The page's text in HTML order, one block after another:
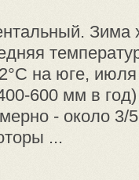
Зима
на юге, июля
600 мм в
- около 3/
...